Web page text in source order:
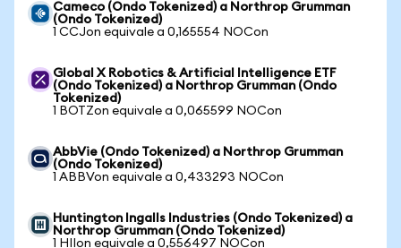
Cameco (Ondo Tokenized) a Northrop Grumman
(Ondo Tokenized)
1 CCJon equivale a 0,165554 NOCon
Global X Robotics & Artificial Intelligence ETF
(Ondo Tokenized) a Northrop Grumman (Ondo
Tokenized)
1 BOTZon equivale a 0,065599 NOCon
AbbVie (Ondo Tokenized) a Northrop Grumman
(Ondo Tokenized)
1 ABBVon equivale a 0,433293 NOCon
Huntington Ingalls Industries (Ondo Tokenized) a
Northrop Grumman (Ondo Tokenized)
1 HIIon equivale a 0,556497 NOCon